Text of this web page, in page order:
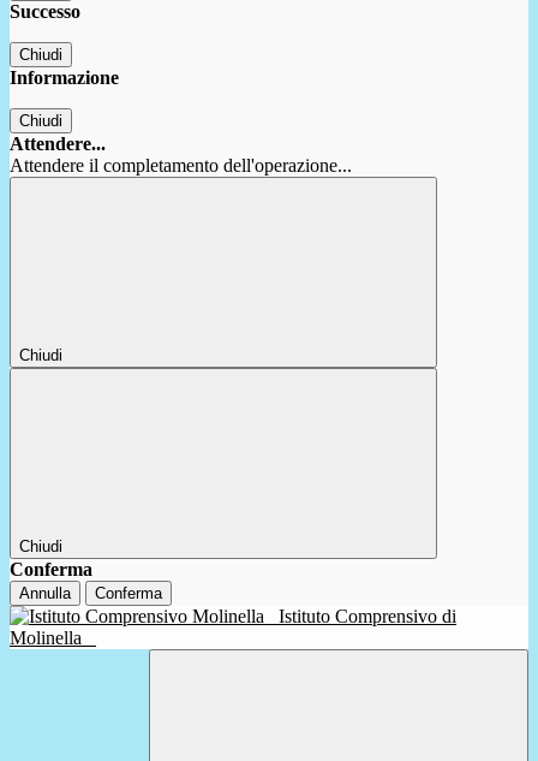
Successo
Chiudi
Informazione
Chiudi
Attendere...
Attendere il completamento dell'operazione...
Chiudi
Chiudi
Conferma
Annulla Conferma
Istituto Comprensivo di
Molinella